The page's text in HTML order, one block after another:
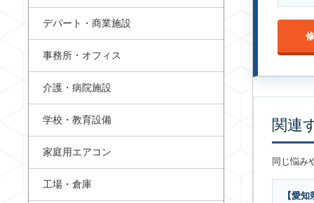
関連
同じ悩み
【愛
デパート・商業施設
事務所・オフィス
介護・病院施設
学校・教育設備
家庭用エアコン
工場・倉庫